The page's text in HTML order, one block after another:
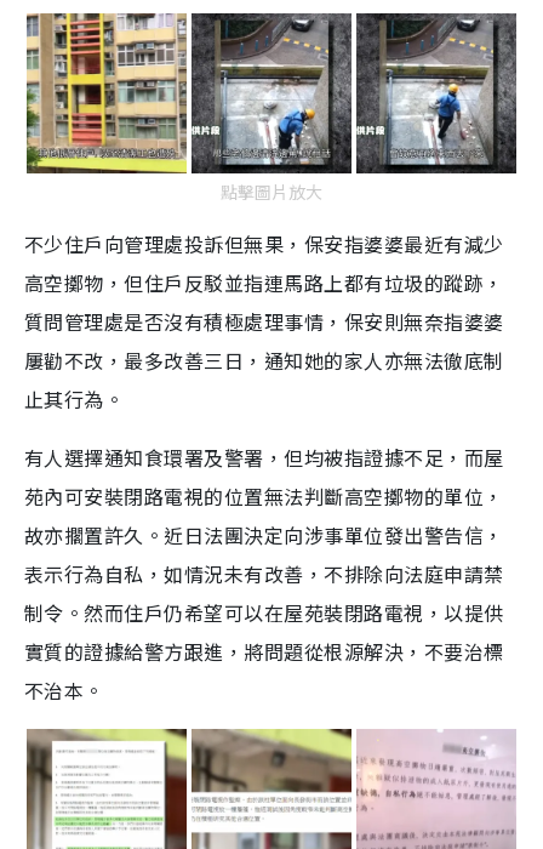
點擊圖片放大
不少住戶向管理處投訴但無果，保安指婆婆最近有減少
高空擲物，但住戶反駁並指連馬路上都有垃圾的蹤跡，
質問管理處是否沒有積極處理事情，保安則無奈指婆婆
屢勸不改，最多改善三日，通知她的家人亦無法徹底制
止其行為。
有人選擇通知食環署及警署，但均被指證據不足，而屋
苑內可安裝閉路電視的位置無法判斷高空擲物的單位，
故亦擱置許久。近日法團決定向涉事單位發出警告信，
表示行為自私，如情況未有改善，不排除向法庭申請禁
制令。然而住戶仍希望可以在屋苑裝閉路電視，以提供
實質的證據給警方跟進，將問題從根源解決，不要治標
不治本。